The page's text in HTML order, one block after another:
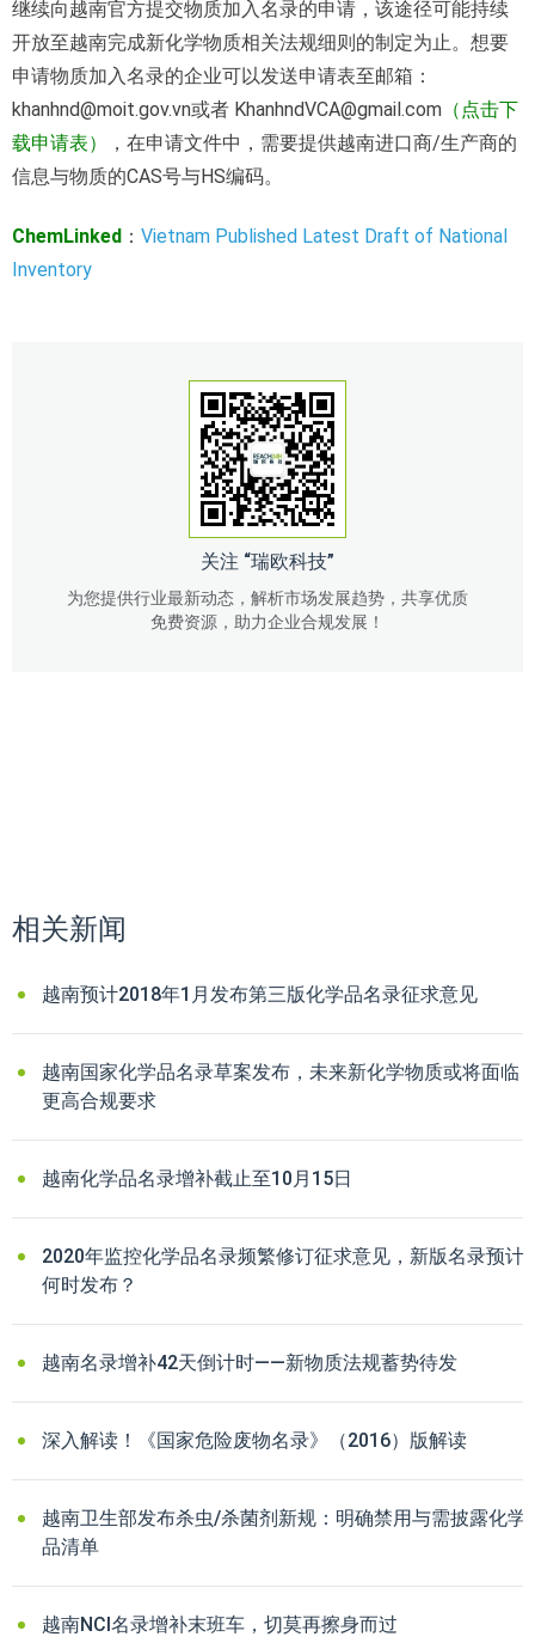
继续向越南官方提交物质加入名录的申请，该途径可能持续
开放至越南完成新化学物质相关法规细则的制定为止。想要
申请物质加入名录的企业可以发送申请表至邮箱：
khanhnd@moit.gov.vn或者 KhanhndVCA@gmail.com （ 点击下
载申请表）
，在申请文件中，需要提供越南进口商/生产商的
信息与物质的CAS号与HS编码。
ChemLinked ： Vietnam Published Latest Draft of National
Inventory
关注 “瑞欧科技”
为您提供行业最新动态，解析市场发展趋势，共享优质
免费资源，助力企业合规发展！
相关新闻
越南预计2018年1月发布第三版化学品名录征求意见
越南国家化学品名录草案发布，未来新化学物质或将面临
更高合规要求
越南化学品名录增补截止至10月15日
2020年监控化学品名录频繁修订征求意见，新版名录预计
何时发布？
越南名录增补42天倒计时——新物质法规蓄势待发
深入解读！《国家危险废物名录》（2016）版解读
越南卫生部发布杀虫/杀菌剂新规：明确禁用与需披露化学
品清单
越南NCI名录增补末班车，切莫再擦身而过